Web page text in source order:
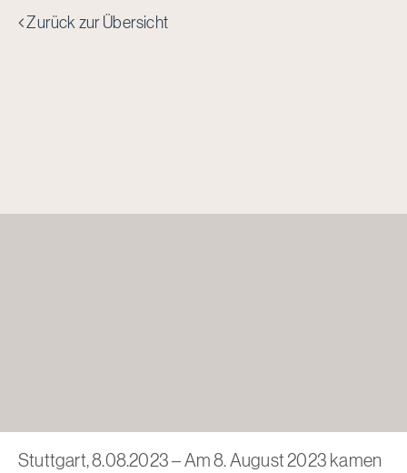
Zurück zur Übersicht
Stuttgart, 8.08.2023 – Am 8. August 2023 kamen